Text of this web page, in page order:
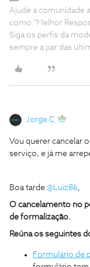
Ajude a comunidade
como "Melhor
Siga os perfis da
sempre a par das
Jorge C
Vou querer cancelar
serviço, e já me
Boa tarde @Luiz86,
O cancelamento no
de formalização.
Reúna os seguintes
Formulário de